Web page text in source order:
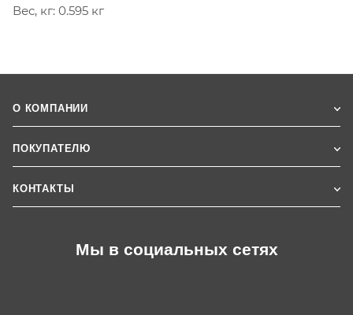
Вес, кг: 0.595 кг
О КОМПАНИИ
ПОКУПАТЕЛЮ
КОНТАКТЫ
Мы в социальных сетях